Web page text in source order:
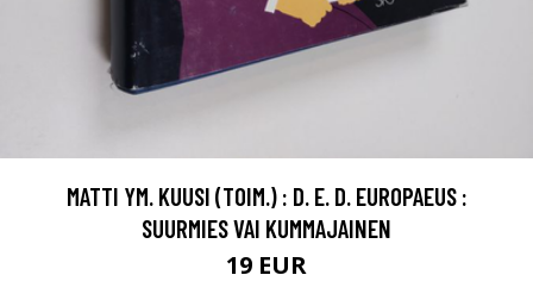
MATTI YM. KUUSI (TOIM.) : D. E. D. EUROPAEUS :
SUURMIES VAI KUMMAJAINEN
19 EUR